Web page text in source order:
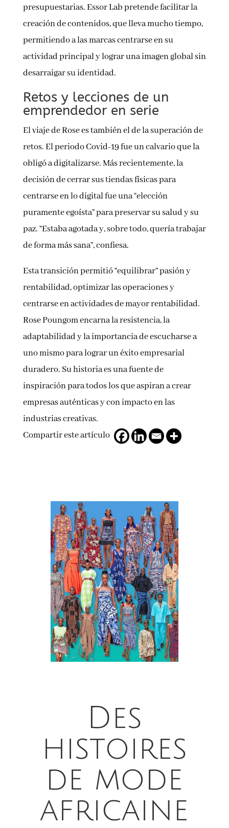
presupuestarias. Essor Lab pretende facilitar la
creación de contenidos, que lleva mucho tiempo,
permitiendo a las marcas centrarse en su
actividad principal y lograr una imagen global sin
desarraigar su identidad.
Retos y lecciones de un
emprendedor en serie
El viaje de Rose es también el de la superación de
retos. El periodo Covid-19 fue un calvario que la
obligó a digitalizarse. Más recientemente, la
decisión de cerrar sus tiendas físicas para
centrarse en lo digital fue una “elección
puramente egoísta” para preservar su salud y su
paz. “Estaba agotada y, sobre todo, quería trabajar
de forma más sana”, confiesa.
Esta transición permitió “equilibrar” pasión y
rentabilidad, optimizar las operaciones y
centrarse en actividades de mayor rentabilidad.
Rose Poungom encarna la resistencia, la
adaptabilidad y la importancia de escucharse a
uno mismo para lograr un éxito empresarial
duradero. Su historia es una fuente de
inspiración para todos los que aspiran a crear
empresas auténticas y con impacto en las
industrias creativas.
Compartir este artículo
Des
histoires
de mode
africaine